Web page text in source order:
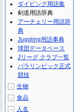
ダイビング用語集
剣道用語辞典
アーチェリー用語辞
典
Juggling用語事典
球団データベース
Jリーグ クラブ一覧
パラリンピック正式
競技
＋ 生物
＋ 食品
＋ 人名